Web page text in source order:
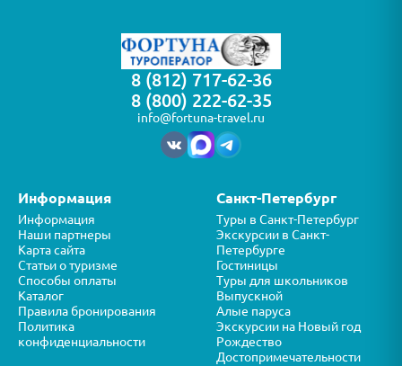
8 (812) 717-62-36
8 (800) 222-62-35
info@fortuna-travel.ru
Информация
Информация
Наши партнеры
Карта сайта
Статьи о туризме
Способы оплаты
Каталог
Правила бронирования
Политика
конфиденциальности
Санкт-Петербург
Туры в Санкт-Петербург
Экскурсии в Санкт-
Петербурге
Гостиницы
Туры для школьников
Выпускной
Алые паруса
Экскурсии на Новый год
Рождество
Достопримечательности